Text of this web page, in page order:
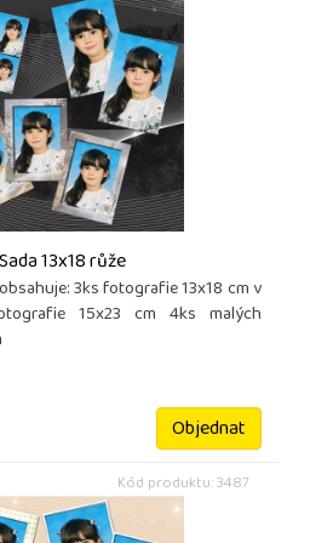
Sada 13x18 růže
3ks fotografie 13x18 cm v
15x23 cm 4ks malých
Objednat
Kód produktu: 3487